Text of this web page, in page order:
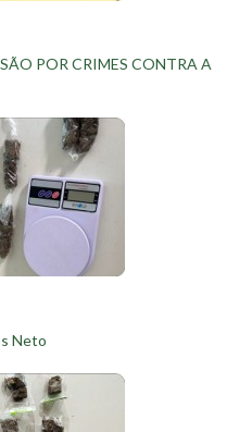
POR CRIMES CONTRA A
Neto